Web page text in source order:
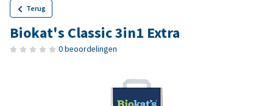
Terug
Biokat's Classic 3in1 Extra
0 beoordelingen